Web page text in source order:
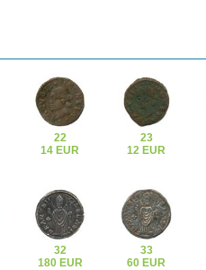
22
14 EUR
23
12 EUR
32
180 EUR
33
60 EUR